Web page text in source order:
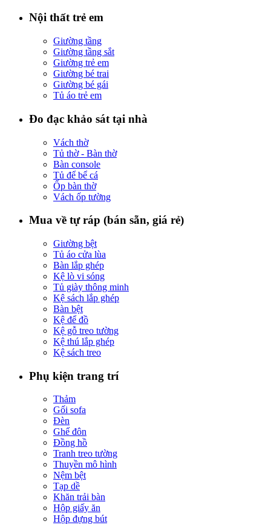
Nội thất trẻ em
Giường tầng
Giường tầng sắt
Giường trẻ em
Giường bé trai
Giường bé gái
Tủ áo trẻ em
Đo đạc khảo sát tại nhà
Vách thờ
Tủ thờ - Bàn thờ
Bàn console
Tủ để bể cá
Ốp bàn thờ
Vách ốp tường
Mua về tự ráp (bán sẵn, giá rẻ)
Giường bệt
Tủ áo cửa lùa
Bàn lắp ghép
Kệ lò vi sóng
Tủ giày thông minh
Kệ sách lắp ghép
Bàn bệt
Kệ để đồ
Kệ gỗ treo tường
Kệ thú lắp ghép
Kệ sách treo
Phụ kiện trang trí
Thảm
Gối sofa
Đèn
Ghế đôn
Đồng hồ
Tranh treo tường
Thuyền mô hình
Nệm bệt
Tạp dề
Khăn trải bàn
Hộp giấy ăn
Hộp đựng bút